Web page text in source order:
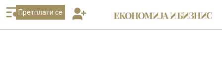
Претплати се